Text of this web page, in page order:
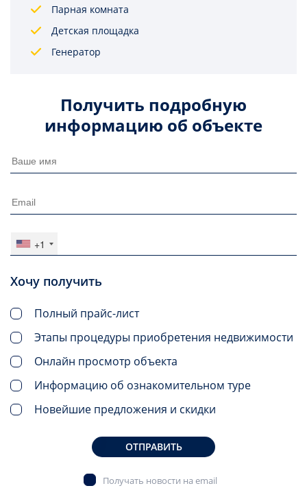
Парная комната
Детская площадка
Генератор
Получить подробную
информацию об объекте
+1
Хочу получить
Полный прайс-лист
Этапы процедуры приобретения недвижимости
Онлайн просмотр объекта
Информацию об ознакомительном туре
Новейшие предложения и скидки
ОТПРАВИТЬ
Получать новости на email